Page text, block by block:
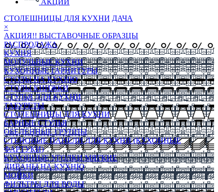
АКЦИИ
СТОЛЕШНИЦЫ ДЛЯ КУХНИ ДАЧА
×
АКЦИЯ!! ВЫСТАВОЧНЫЕ ОБРАЗЦЫ
РАСПРОДАЖА
КУХНЯ
МОДУЛЬНЫЕ КУХНИ
КУХОННЫЕ ГАРНИТУРЫ
СТОЛЫ НА КУХНЮ
СТОЛЫ КНИЖКИ
СТУЛЬЯ ДЛЯ КУХНИ
ТАБУРЕТЫ
СТОЛЕШНИЦЫ ДЛЯ КУХНИ
БАРНЫЕ СТУЛЬЯ
ОБЕДЕННЫЕ ГРУППЫ
СТЕНОВЫЕ ПАНЕЛИ ДЛЯ КУХНИ (КУХОННЫЕ
ФАРТУКИ)
КУХОННЫЕ УГОЛКИ МЯГКИЕ
ДИВАНЫ НА КУХНЮ
МОЙКИ
ФИЛЬТРЫ ДЛЯ ВОДЫ